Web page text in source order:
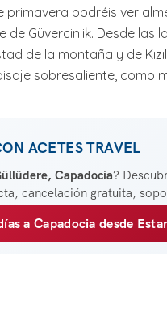
primavera podréis ver
de Güvercinlik. Desde las
de la montaña y de
sobresaliente, como
ACETES TRAVEL
Capadocia?
cancelación gratuita,
a Capadocia desde